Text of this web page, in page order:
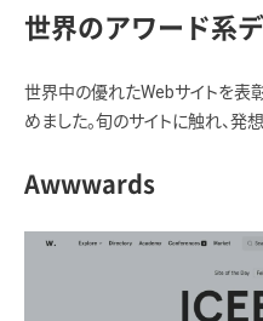
世界のアワード系
世界中の優れたWebサイトを表
めました。旬のサイトに触れ、発
Awwwards